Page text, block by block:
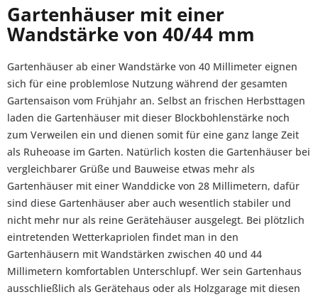
Gartenhäuser mit einer
Wandstärke von 40/44 mm
Gartenhäuser ab einer Wandstärke von 40 Millimeter eignen
sich für eine problemlose Nutzung während der gesamten
Gartensaison vom Frühjahr an. Selbst an frischen Herbsttagen
laden die Gartenhäuser mit dieser Blockbohlenstärke noch
zum Verweilen ein und dienen somit für eine ganz lange Zeit
als Ruheoase im Garten. Natürlich kosten die Gartenhäuser bei
vergleichbarer Grüße und Bauweise etwas mehr als
Gartenhäuser mit einer Wanddicke von 28 Millimetern, dafür
sind diese Gartenhäuser aber auch wesentlich stabiler und
nicht mehr nur als reine Gerätehäuser ausgelegt. Bei plötzlich
eintretenden Wetterkapriolen findet man in den
Gartenhäusern mit Wandstärken zwischen 40 und 44
Millimetern komfortablen Unterschlupf. Wer sein Gartenhaus
ausschließlich als Gerätehaus oder als Holzgarage mit diesen